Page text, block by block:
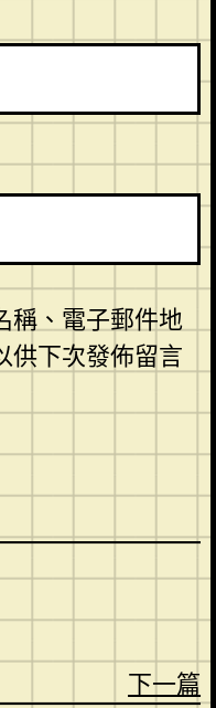
稱、電子郵件地
供下次發佈留言
下一篇